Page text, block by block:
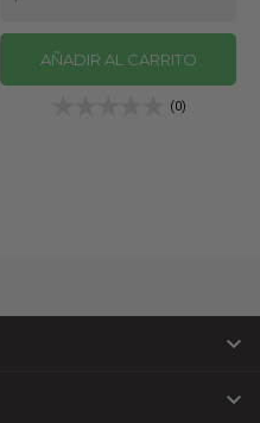
AÑADIR AL CARRITO
(0)

